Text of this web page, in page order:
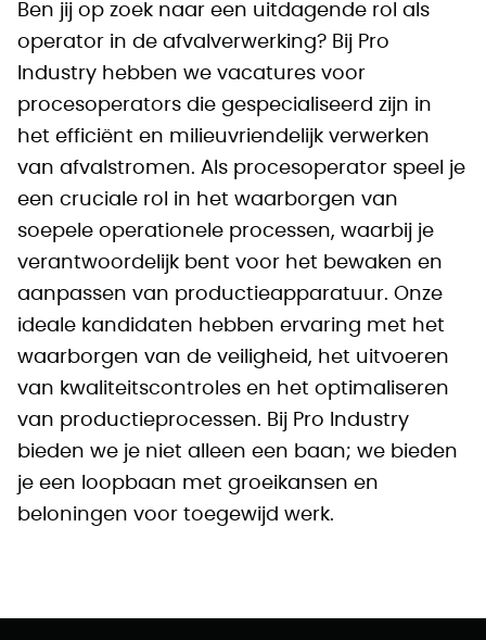
Ben jij op zoek naar een uitdagende rol als
operator in de afvalverwerking? Bij Pro
Industry hebben we vacatures voor
procesoperators die gespecialiseerd zijn in
het efficiënt en milieuvriendelijk verwerken
van afvalstromen. Als procesoperator speel je
een cruciale rol in het waarborgen van
soepele operationele processen, waarbij je
verantwoordelijk bent voor het bewaken en
aanpassen van productieapparatuur. Onze
ideale kandidaten hebben ervaring met het
waarborgen van de veiligheid, het uitvoeren
van kwaliteitscontroles en het optimaliseren
van productieprocessen. Bij Pro Industry
bieden we je niet alleen een baan; we bieden
je een loopbaan met groeikansen en
beloningen voor toegewijd werk.